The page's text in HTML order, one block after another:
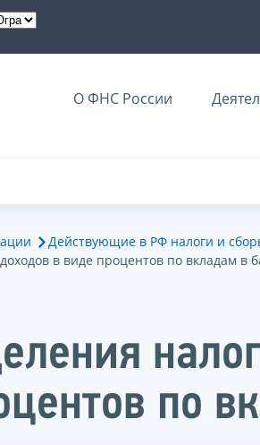
О ФНС России
Действующие в РФ налоги и
в виде процентов по вкладам в
по